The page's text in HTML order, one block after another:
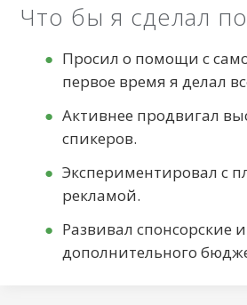
Что бы я сделал
Просил о помощи с
первое время я делал
Активнее продвигал
спикеров.
Экспериментировал с
рекламой.
Развивал спонсорские
дополнительного